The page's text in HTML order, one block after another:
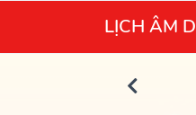
LỊCH ÂM